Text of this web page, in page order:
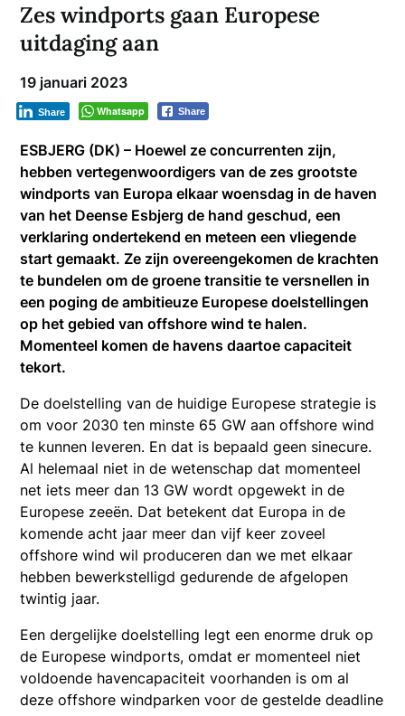
Zes windports gaan Europese
uitdaging aan
19 januari 2023
Whatsapp Share
Share
ESBJERG (DK) – Hoewel ze concurrenten zijn,
hebben vertegenwoordigers van de zes grootste
windports van Europa elkaar woensdag in de haven
van het Deense Esbjerg de hand geschud, een
verklaring ondertekend en meteen een vliegende
start gemaakt. Ze zijn overeengekomen de krachten
te bundelen om de groene transitie te versnellen in
een poging de ambitieuze Europese doelstellingen
op het gebied van offshore wind te halen.
Momenteel komen de havens daartoe capaciteit
tekort.
De doelstelling van de huidige Europese strategie is
om voor 2030 ten minste 65 GW aan offshore wind
te kunnen leveren. En dat is bepaald geen sinecure.
Al helemaal niet in de wetenschap dat momenteel
net iets meer dan 13 GW wordt opgewekt in de
Europese zeeën. Dat betekent dat Europa in de
komende acht jaar meer dan vijf keer zoveel
offshore wind wil produceren dan we met elkaar
hebben bewerkstelligd gedurende de afgelopen
twintig jaar.
Een dergelijke doelstelling legt een enorme druk op
de Europese windports, omdat er momenteel niet
voldoende havencapaciteit voorhanden is om al
deze offshore windparken voor de gestelde deadline